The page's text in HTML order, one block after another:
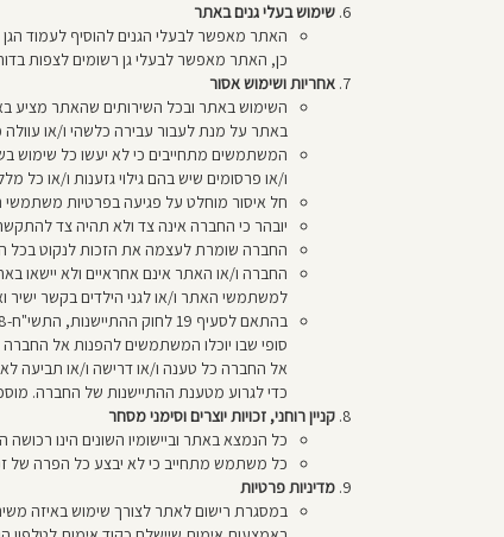
שימוש בעלי גנים באתר
האתר מאפשר לבעלי הגנים להוסיף לעמוד הגן
כן, האתר מאפשר לבעלי גן רשומים לצפות
אחריות ושימוש אסור
השימוש באתר ובכל השירותים שהאתר מציע
באתר על מנת לעבור עבירה כלשהי ו/או
המשתמשים מתחייבים כי לא יעשו כל שימוש
ו/או פרסומים שיש בהם גילוי גזענות ו/או כל
חל איסור מוחלט על פגיעה בפרטיות משתמשי
יובהר כי החברה אינה צד ולא תהיה צד
החברה שומרת לעצמה את הזכות לנקוט בכל
החברה ו/או האתר אינם אחראיים ולא יישאו
למשתמשי האתר ו/או לגני הילדים בקשר
סופי שבו יוכלו המשתמשים להפנות אל
אל החברה כל טענה ו/או דרישה ו/או תביעה
כדי לגרוע מטענת ההתיישנות של החברה.
קניין רוחני, זכויות יוצרים וסימני מסחר
כל הנמצא באתר וביישומיו השונים הינו
כל משתמש מתחייב כי לא יבצע כל הפרה של
מדיניות פרטיות
במסגרת רישום לאתר לצורך שימוש באיזה